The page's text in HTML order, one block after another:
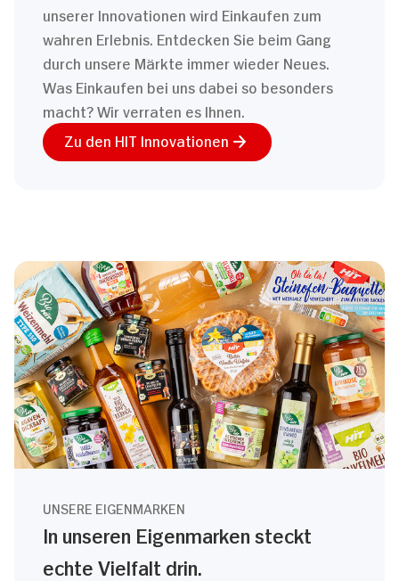
unserer Innovationen wird Einkaufen zum
wahren Erlebnis. Entdecken Sie beim Gang
durch unsere Märkte immer wieder Neues.
Was Einkaufen bei uns dabei so besonders
macht? Wir verraten es Ihnen.
Zu den HIT Innovationen
UNSERE EIGENMARKEN
In unseren Eigenmarken steckt
echte Vielfalt drin.